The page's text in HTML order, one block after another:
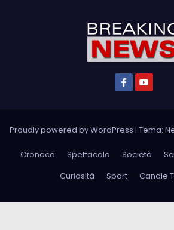
Proudly powered by WordPress | Tema:
Cronaca Spettacolo Società
Curiosità
Sport Canale